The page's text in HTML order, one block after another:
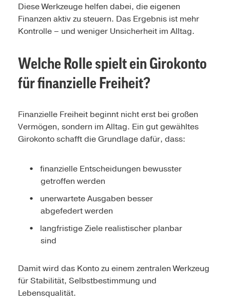
Diese Werkzeuge helfen dabei, die eigenen
Finanzen aktiv zu steuern. Das Ergebnis ist mehr
Kontrolle – und weniger Unsicherheit im Alltag.
Welche Rolle spielt ein Girokonto
für finanzielle Freiheit?
Finanzielle Freiheit beginnt nicht erst bei großen
Vermögen, sondern im Alltag. Ein gut gewähltes
Girokonto schafft die Grundlage dafür, dass:
finanzielle Entscheidungen bewusster
getroffen werden
unerwartete Ausgaben besser
abgefedert werden
langfristige Ziele realistischer planbar
sind
Damit wird das Konto zu einem zentralen Werkzeug
für Stabilität, Selbstbestimmung und
Lebensqualität.